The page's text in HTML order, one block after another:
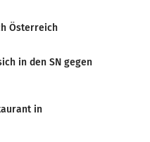
Österreich
in den SN gegen
in